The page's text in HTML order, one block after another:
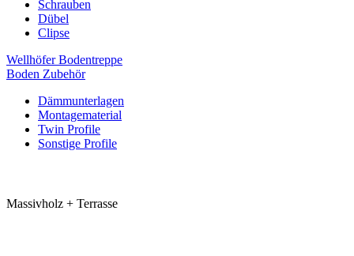
Schrauben
Dübel
Clipse
Wellhöfer Bodentreppe
Boden Zubehör
Dämmunterlagen
Montagematerial
Twin Profile
Sonstige Profile
Massivholz + Terrasse